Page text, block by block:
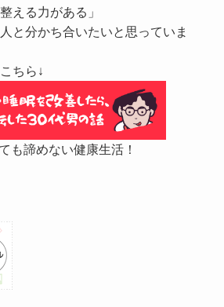
える力がある」
と分かち合いたいと思っていま
ちら↓
も諦めない健康生活！